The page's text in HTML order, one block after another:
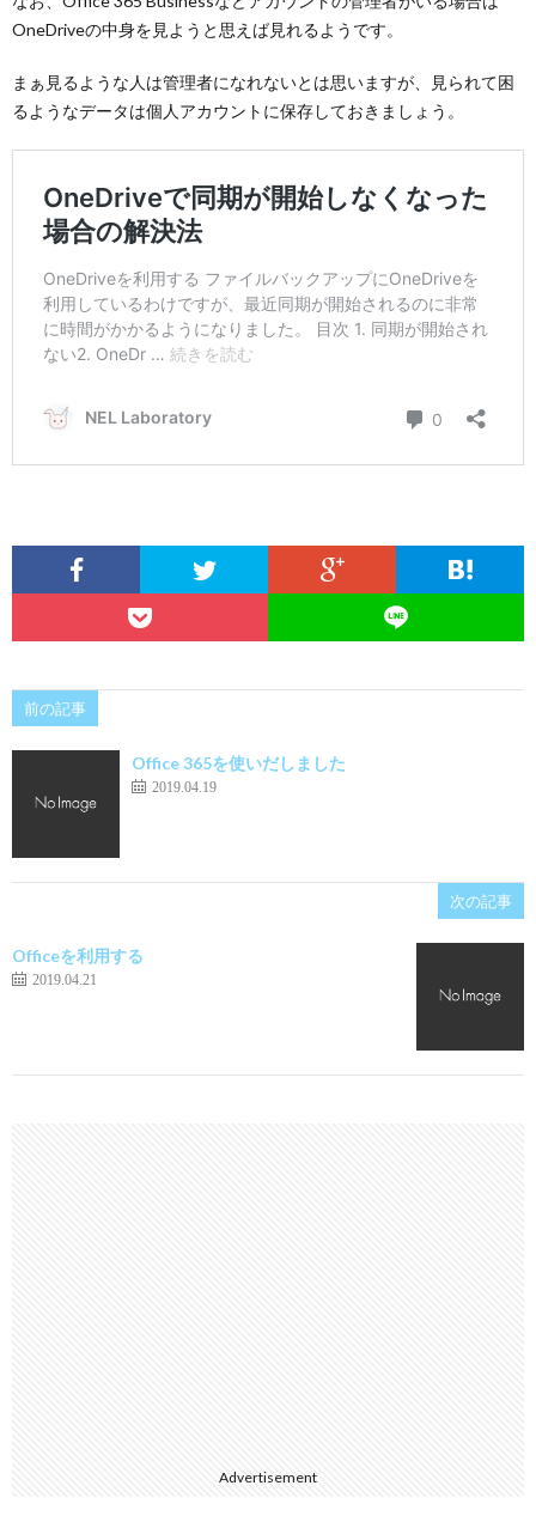
OneDriveの中身を見ようと思えば見れるようです。
まぁ見るような人は管理者になれないとは思いますが、見られて困
るようなデータは個人アカウントに保存しておきましょう。
前の記事
Office 365を使いだしました
2019.04.19
次の記事
Officeを利用する
2019.04.21
Advertisement